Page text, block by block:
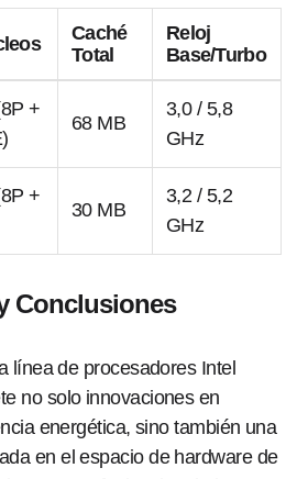
Caché
Total
Reloj
Base/Turbo
+
68 MB
3,0 / 5,8
GHz
+
30 MB
3,2 / 5,2
GHz
Conclusiones
línea de procesadores Intel
no solo innovaciones en
energética, sino también una
en el espacio de hardware de